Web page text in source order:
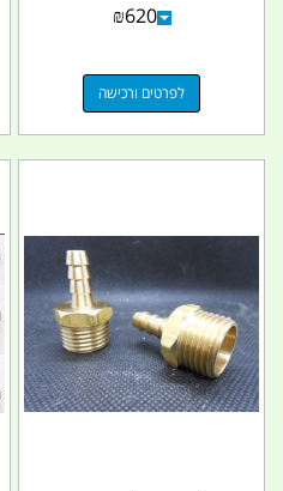
שחור...
₪620
לפרטים ורכישה